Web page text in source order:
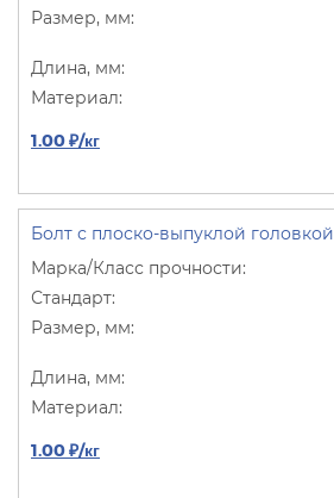
1.00 ₽/кг
Болт с плоско-выпуклой головкой
1.00 ₽/кг